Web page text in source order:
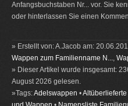
Anfangsbuchstaben Nr... vor. Sie
oder hinterlassen Sie einen
» Erstellt von: A.Jacob am:
Wappen zum Familienname N...,
» Dieser Artikel wurde insgesamt:
August 2026 gelesen.
»Tags:Adelswappen •